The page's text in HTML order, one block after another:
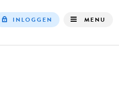
INLOGGEN MENU